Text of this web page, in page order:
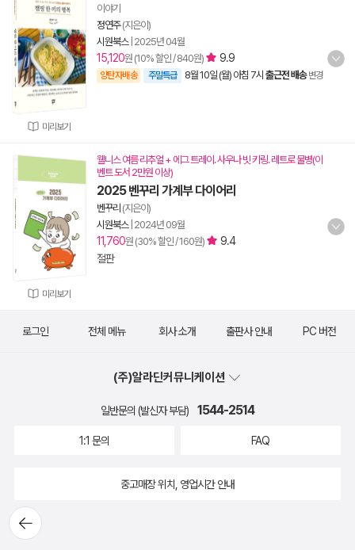
미리보기
이야기
정연주(지은이)
시원북스| 2025년 04월
15,120원 (10% 할인 / 840원) 9.9
양탄자배송 주말특급 8월 10일 (월) 아침 7시 출근전 배송 변경
미리보기
웰니스 여름 리추얼 + 에그 트레이. 사우나 빗 키링. 레트로 물병(이
벤트 도서 2만원 이상)
2025 벤꾸리 가계부 다이어리
벤꾸리 (지은이)
시원북스| 2024년 09월
11,760원 (30% 할인 / 160원)
9.4
절판
뒤로가
기
로그인 전체 메뉴 회사 소개 출판사 안내 PC 버전
(주)알라딘커뮤니케이션
일반문의 (발신자 부담) 1544-2514
1:1 문의 FAQ
중고매장 위치, 영업시간 안내